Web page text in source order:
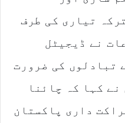
تیاری کی طرف
نے ڈیجیٹل
تبادلوں کی ضرورت
کہا کہ چائنا
داری پاکستان